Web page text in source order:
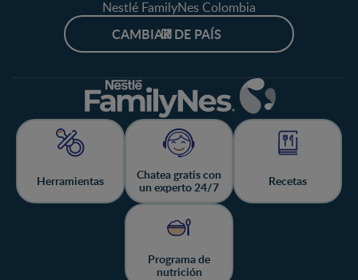
Nestlé FamilyNes Colombia
CAMBIAR DE PAÍS
Herramientas
Chatea gratis con
un experto 24/7
Recetas
Programa de
nutrición